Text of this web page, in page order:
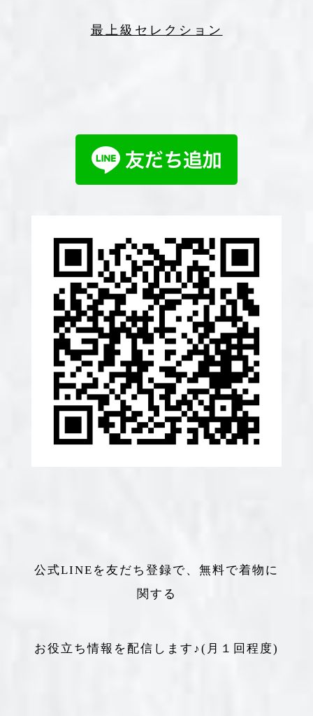
最上級セレクション
公式LINEを友だち登録で、無料で着物に
関する
お役立ち情報を配信します♪(月１回程度)